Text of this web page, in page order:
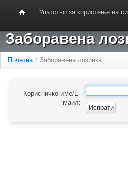
Упатство за користење на
Заборавена
Почетна / Заборавена лозинка
Корисничко име/Е-
маил: